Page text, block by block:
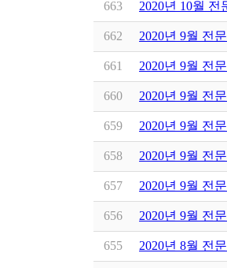
663 2020년 10월
662 2020년 9월 전
661 2020년 9월 전
660 2020년 9월 전
659 2020년 9월 전
658 2020년 9월 전
657 2020년 9월 전
656 2020년 9월 전
655 2020년 8월 전